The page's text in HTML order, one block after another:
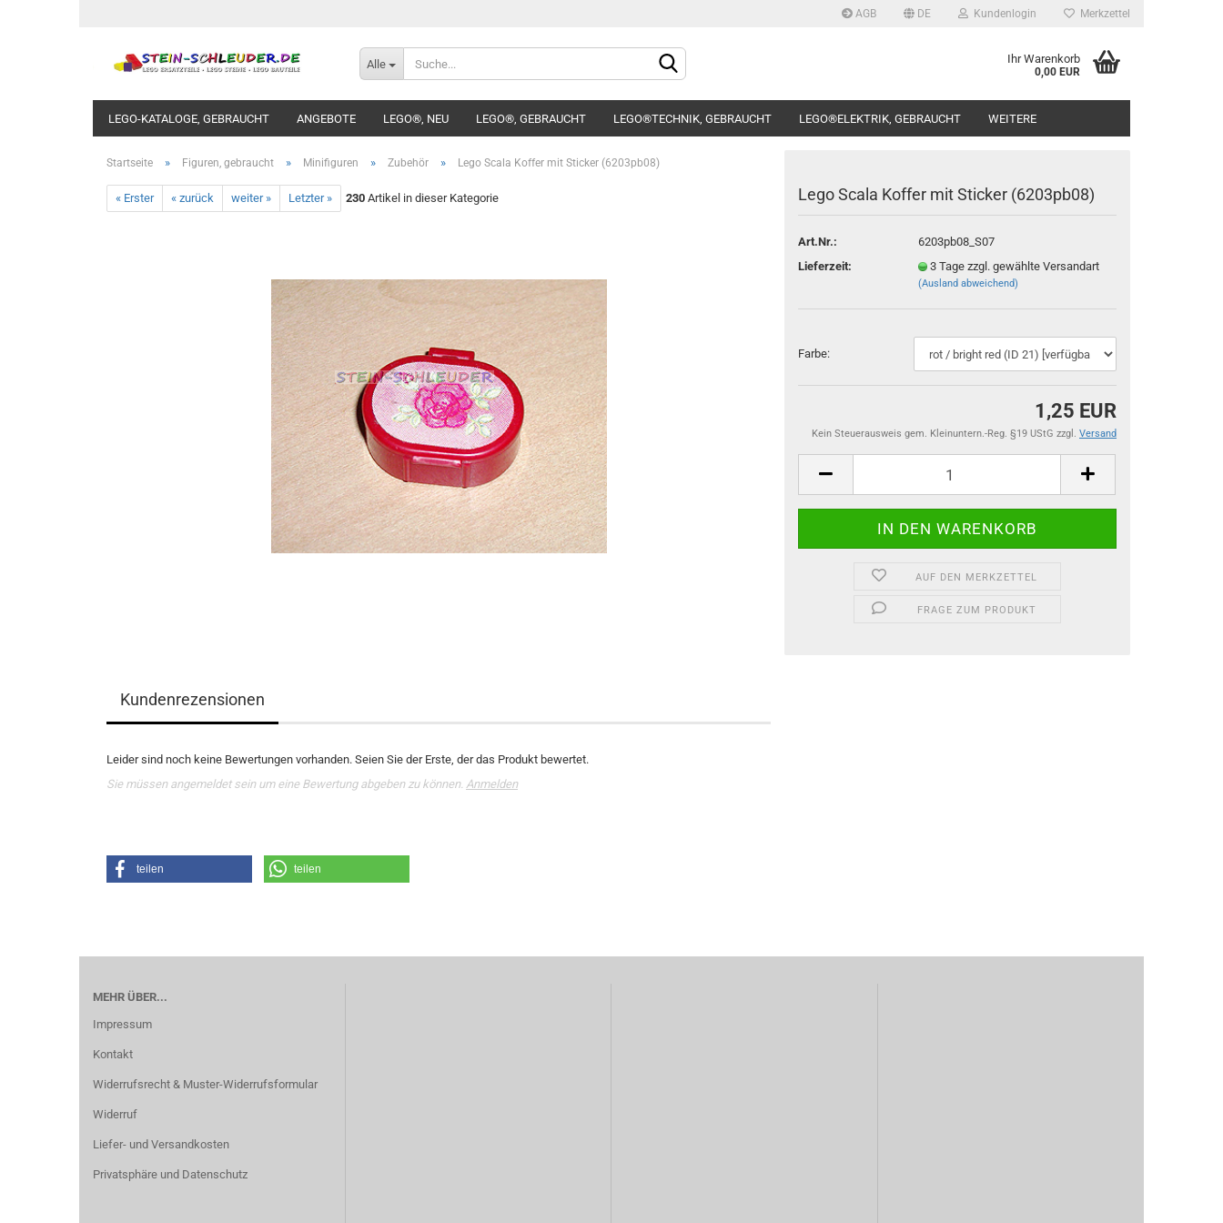
AGB DE
Lieferland
Kundenlogin
Konto erstellen
Merkzettel
Alle Ihr Warenkorb
0,00 EUR
LEGO-KATALOGE, GEBRAUCHT ANGEBOTE LEGO®, NEU LEGO®, GEBRAUCHT LEGO®TECHNIK, GEBRAUCHT LEGO®ELEKTRIK, GEBRAUCHT WEITERE
Startseite » Figuren, gebraucht » Minifiguren » Zubehör » Lego Scala Koffer mit Sticker (6203pb08)
« Erster « zurück weiter » Letzter » 230 Artikel in dieser Kategorie Lego Scala Koffer mit Sticker (6203pb08)
Art.Nr.:
6203pb08_S07
Lieferzeit:
3 Tage zzgl. gewählte Versandart
(Ausland abweichend)
Farbe:
1,25 EUR
Kein Steuerausweis gem. Kleinuntern.-Reg. §19 UStG zzgl. Versand
AUF DEN MERKZETTEL
FRAGE ZUM PRODUKT
Kundenrezensionen
Leider sind noch keine Bewertungen vorhanden. Seien Sie der Erste, der das Produkt bewertet.
Sie müssen angemeldet sein um eine Bewertung abgeben zu können. Anmelden
teilen teilen
MEHR ÜBER...
Impressum
Kontakt
Widerrufsrecht & Muster-Widerrufsformular
Widerruf
Liefer- und Versandkosten
Privatsphäre und Datenschutz